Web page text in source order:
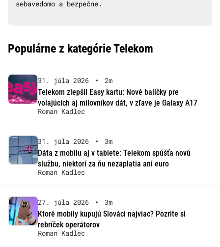
sebavedomo a bezpečne.
Populárne z kategórie Telekom
31. júla 2026 •
2m
Telekom zlepšil Easy kartu: Nové balíčky pre
volajúcich aj milovníkov dát, v zľave je Galaxy A17
Roman Kadlec
31. júla 2026 •
3m
Dáta z mobilu aj v tablete: Telekom spúšťa novú
službu, niektorí za ňu nezaplatia ani euro
Roman Kadlec
27. júla 2026 •
3m
Ktoré mobily kupujú Slováci najviac? Pozrite si
rebríček operátorov
Roman Kadlec